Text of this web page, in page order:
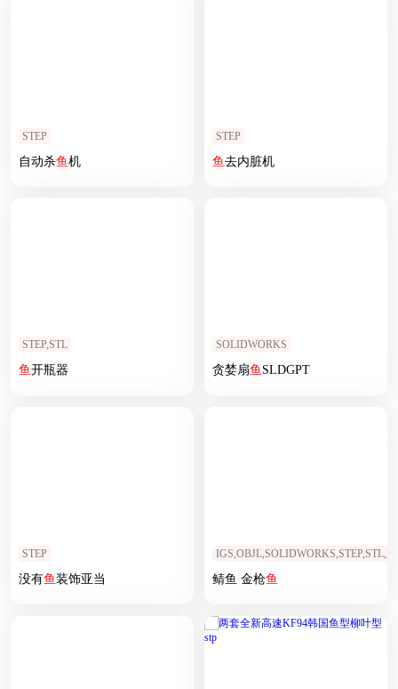
STEP
自动杀鱼机
STEP
鱼去内脏机
STEP,STL
鱼开瓶器
SOLIDWORKS
贪婪扇鱼SLDGPT
STEP
没有鱼装饰亚当 鲭鱼 金枪鱼